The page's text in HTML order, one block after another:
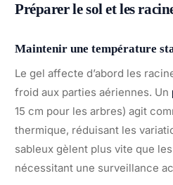
Préparer le sol et les
Maintenir une température
Le gel affecte d’abord les
froid aux parties aériennes. Un
15 cm pour les arbres) agit
thermique, réduisant les
sableux gèlent plus vite que
nécessitant une surveillance